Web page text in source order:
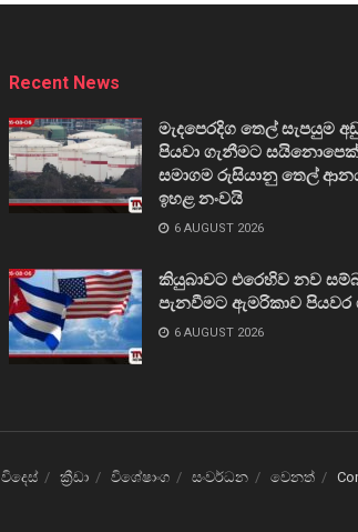
Recent News
මැදපෙරදිග තෙල් සැපයුම
පියවා ගැනීමට සයිනොපෙක්
සමාගම රුසියානු තෙල්
ඉහළ නංවයි
6 AUGUST 2026
කියුබාවට එරෙහිව නව
පැනවීමට ඇමරිකාව
6 AUGUST 2026
විදෙස් ක්‍රීඩා විශේෂාංග සංවර්ධන වෙනත්